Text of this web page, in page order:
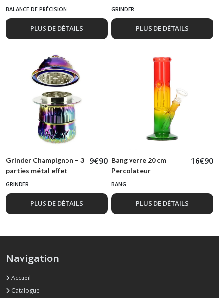
BALANCE DE PRÉCISION
PLUS DE DÉTAILS
GRINDER
PLUS DE DÉTAILS
Grinder Champignon – 3
parties métal effet
holographique
9€90
GRINDER
PLUS DE DÉTAILS
Bang verre 20 cm
Percolateur
16€90
BANG
PLUS DE DÉTAILS
Navigation
Accueil
Catalogue